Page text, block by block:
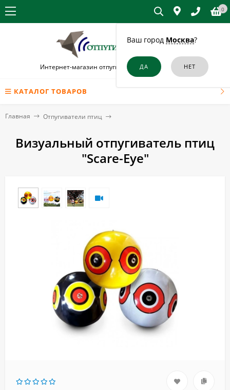
Ваш город Москва?
0
Интернет-магазин отпугивателей птиц в Шатуре
КАТАЛОГ ТОВАРОВ
Главная Отпугиватели птиц
Визуальный отпугиватель птиц
"Scare-Eye"